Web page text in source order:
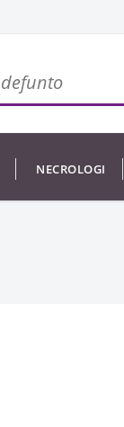
NECROLOGI